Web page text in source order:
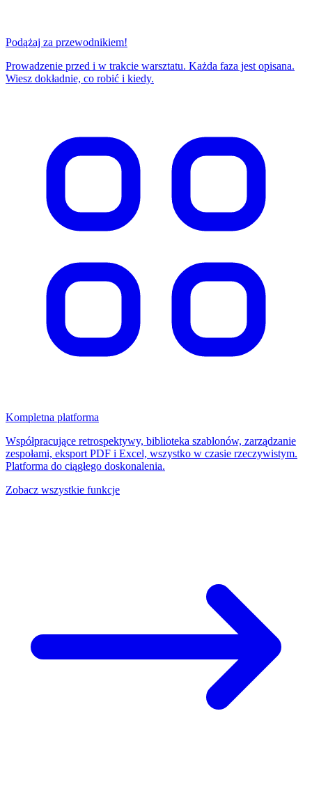
Podążaj za przewodnikiem!
Prowadzenie przed i w trakcie warsztatu. Każda faza jest opisana.
Wiesz dokładnie, co robić i kiedy.
Kompletna platforma
Współpracujące retrospektywy, biblioteka szablonów, zarządzanie
zespołami, eksport PDF i Excel, wszystko w czasie rzeczywistym.
Platforma do ciągłego doskonalenia.
Zobacz wszystkie funkcje